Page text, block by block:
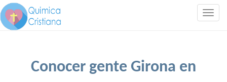
Conocer gente Girona en